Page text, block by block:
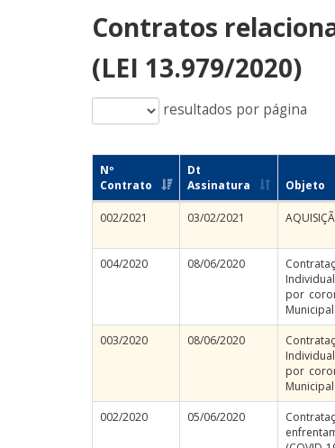
Contratos
(LEI 13.979/2020)
resultados por página
Nº
Contrato
Dt
Assinatura
Objeto
002/2021 03/02/2021
004/2020 08/06/2020
por
003/2020 08/06/2020
por
002/2020 05/06/2020